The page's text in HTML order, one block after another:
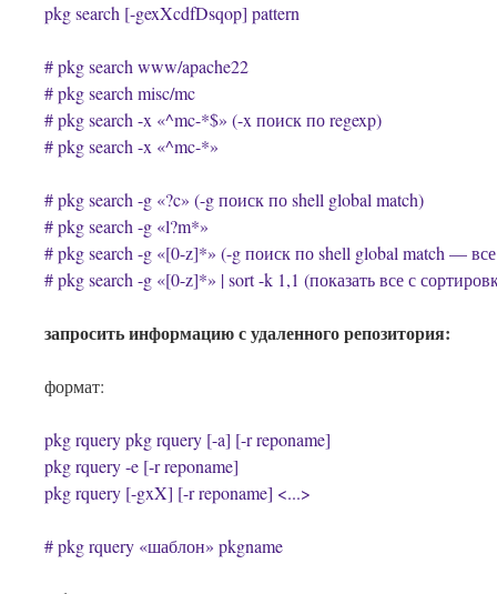
pkg search [-gexXcdfDsqop] pattern
# pkg search www/apache22
# pkg search misc/mc
# pkg search -x «^mc-*$» (-x поиск по regexp)
# pkg search -x «^mc-*»
# pkg search -g «?c» (-g поиск по shell global match)
# pkg search -g «l?m*»
# pkg search -g «[0-z]*» (-g поиск по shell global match —
# pkg search -g «[0-z]*» | sort -k 1,1 (показать все с
запросить информацию с удаленного репозитория:
формат:
pkg rquerypkg rquery [-a] [-r reponame]
pkg rquery -e [-r reponame]
pkg rquery [-gxX] [-r reponame] <...>
# pkg rquery «шаблон» pkgname